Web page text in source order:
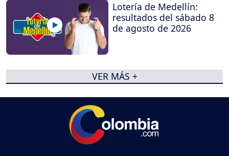
Lotería de Medellín:
resultados del sábado 8
de agosto de 2026
VER MÁS +